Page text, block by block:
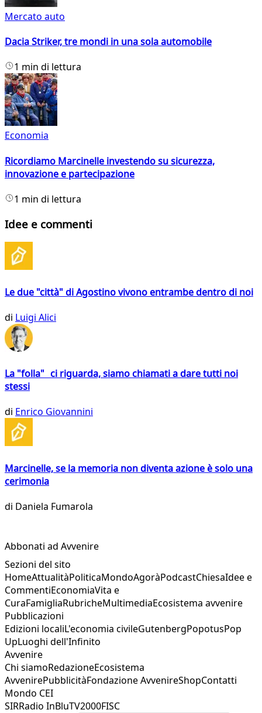
Mercato auto
Dacia Striker, tre mondi in una sola automobile
1 min di lettura
Economia
Ricordiamo Marcinelle investendo su sicurezza,
innovazione e partecipazione
1 min di lettura
Idee e commenti
Le due "città" di Agostino vivono entrambe dentro di noi
di Luigi Alici
La "folla" ci riguarda, siamo chiamati a dare tutti noi
stessi
di Enrico Giovannini
Marcinelle, se la memoria non diventa azione è solo una
cerimonia
di Daniela Fumarola
Abbonati ad Avvenire
Sezioni del sito
HomeAttualitàPoliticaMondoAgoràPodcastChiesaIdee e
CommentiEconomiaVita e
CuraFamigliaRubricheMultimediaEcosistema avvenire
Pubblicazioni
Edizioni localiL'economia civileGutenbergPopotusPop
UpLuoghi dell'Infinito
Avvenire
Chi siamoRedazioneEcosistema
AvvenirePubblicitàFondazione AvvenireShopContatti
Mondo CEI
SIRRadio InBluTV2000FISC